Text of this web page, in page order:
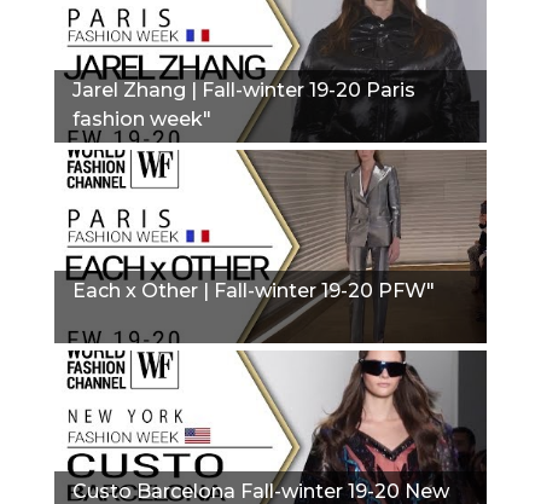
Jarel Zhang | Fall-winter 19-20 Paris
fashion week"
Each x Other | Fall-winter 19-20 PFW"
Custo Barcelona Fall-winter 19-20 New